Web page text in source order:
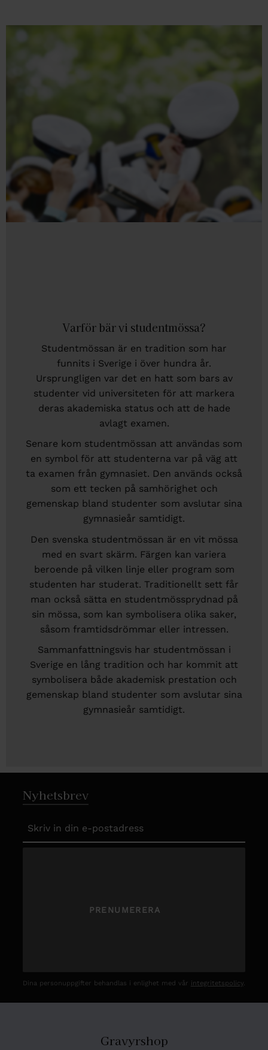
Varför bär vi studentmössa?
Studentmössan är en tradition som har
funnits i Sverige i över hundra år.
Ursprungligen var det en hatt som bars av
studenter vid universiteten för att markera
deras akademiska status och att de hade
avlagt examen.
Senare kom studentmössan att användas som
en symbol för att studenterna var på väg att
ta examen från gymnasiet. Den används också
som ett tecken på samhörighet och
gemenskap bland studenter som avslutar sina
gymnasieår samtidigt.
Den svenska studentmössan är en vit mössa
med en svart skärm. Färgen kan variera
beroende på vilken linje eller program som
studenten har studerat. Traditionellt sett får
man också sätta en studentmössprydnad på
sin mössa, som kan symbolisera olika saker,
såsom framtidsdrömmar eller intressen.
Sammanfattningsvis har studentmössan i
Sverige en lång tradition och har kommit att
symbolisera både akademisk prestation och
gemenskap bland studenter som avslutar sina
gymnasieår samtidigt.
Nyhetsbrev
PRENUMERERA
Dina personuppgifter behandlas i enlighet med vår integritetspolicy.
Gravyrshop